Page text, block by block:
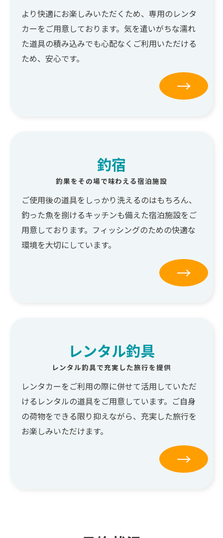
より快適にお楽しみいただくため、専用のレンタ
カーをご用意しております。気を遣いがちな濡れ
た道具の積み込みでも心配なくご利用いただける
ため、安心です。
→
釣宿
釣果をその場で味わえる宿泊施設
ご使用後の道具をしっかり洗えるのはもちろん、
釣った魚を捌けるキッチンも備えた宿泊施設をご
用意しております。フィッシングのための快適な
環境を大切にしています。
→
レンタル釣具
レンタル釣具で充実した旅行を提供
レンタカーをご利用の際に併せて活用していただ
けるレンタルの道具をご用意しています。ご自身
の荷物をできる限り抑えながら、充実した旅行を
お楽しみいただけます。
→